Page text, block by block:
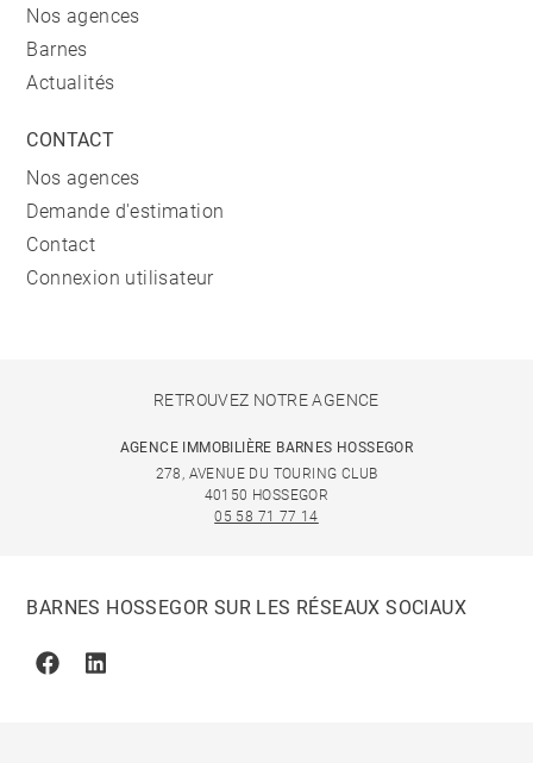
Nos agences
Barnes
Actualités
CONTACT
Nos agences
Demande d'estimation
Contact
Connexion utilisateur
RETROUVEZ NOTRE AGENCE
AGENCE IMMOBILIÈRE BARNES HOSSEGOR
278, AVENUE DU TOURING CLUB
40150 HOSSEGOR
05 58 71 77 14
BARNES HOSSEGOR SUR LES RÉSEAUX SOCIAUX
FacebookLinkedin